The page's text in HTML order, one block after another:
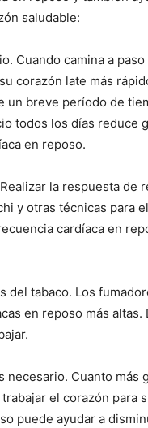
saludable:
Cuando camina a
corazón late más
un breve período de
todos los días reduce
en reposo.
la respuesta de
y otras técnicas para
cardíaca en
del tabaco. Los
en reposo más altas.
necesario. Cuanto más
el corazón para
puede ayudar a